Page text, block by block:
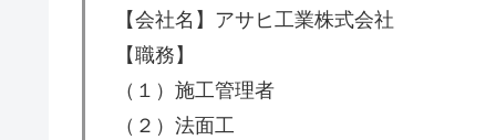
【会社名】アサヒ工業株式会社
【職務】
（１）施工管理者
（２）法面工